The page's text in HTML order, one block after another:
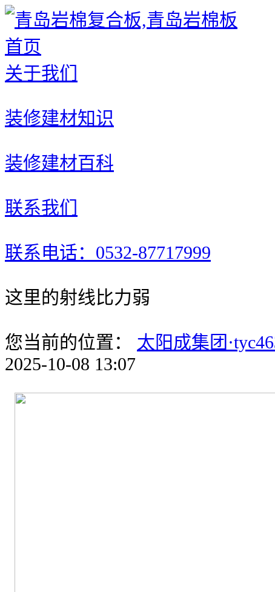
首页
关于我们
装修建材知识
装修建材百科
联系我们
联系电话：0532-87717999
这里的射线比力弱
您当前的位置： 太阳成集团
2025-10-08 13:07